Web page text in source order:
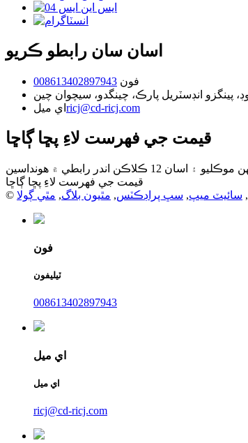
اسان سان رابطو ڪريو
فون 008613402897943
اي ميل ricj@cd-ricj.com
قيمت جي فهرست لاءِ پڇا ڳاڇا
قيمت جي فهرست لاءِ پڇا ڳاڇا
, سائيٽ ميپ, سڀ پراڊڪٽس, مٿيون بلاگ, مٿي ڳولا
فون
ٽيليفون
008613402897943
اي ميل
اي ميل
ricj@cd-ricj.com